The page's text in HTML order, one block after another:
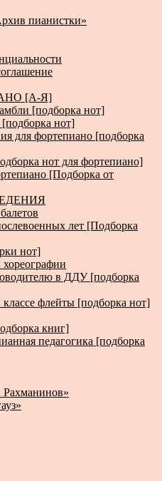
пианистки»
[А-Я]
[подборка нот]
нот]
для фортепиано [подборка
нот для фортепиано]
[Подборка от
лет [Подборка
нот]
в ДДУ [подборка
флейты [подборка нот]
книг]
педагогика [подборка
Рахманинов»